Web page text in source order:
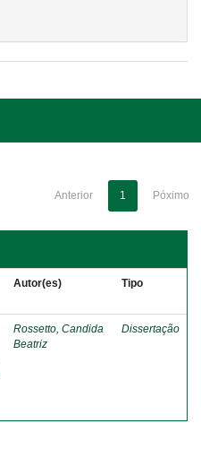
Anterior 1 Póximo
Autor(es) Tipo
Rossetto, Candida
Beatriz
Dissertação